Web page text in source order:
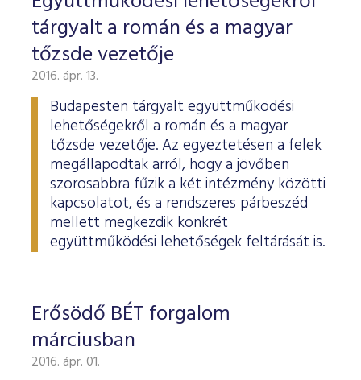
tárgyalt a román és a magyar
tőzsde vezetője
2016. ápr. 13.
Budapesten tárgyalt együttműködési
lehetőségekről a román és a magyar
tőzsde vezetője. Az egyeztetésen a felek
megállapodtak arról, hogy a jövőben
szorosabbra fűzik a két intézmény közötti
kapcsolatot, és a rendszeres párbeszéd
mellett megkezdik konkrét
együttműködési lehetőségek feltárását is.
Erősödő BÉT forgalom
márciusban
2016. ápr. 01.